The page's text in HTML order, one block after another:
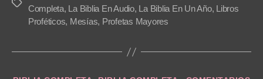
y
Tags
Completa, La Biblia En Audio, La Biblia En Un Año, Libros
Proféticos, Mesías, Profetas Mayores